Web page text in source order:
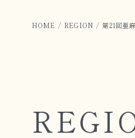
HOME REGION 第21回亜